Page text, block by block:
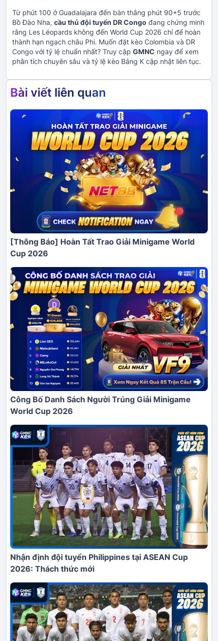
Từ phút 100 ở Guadalajara đến bàn thắng phút 90+5 trước
Bồ Đào Nha, cầu thủ đội tuyển DR Congo đang chứng minh
rằng Les Léopards không đến World Cup 2026 chỉ để hoàn
thành hạn ngạch châu Phi. Muốn đặt kèo Colombia và DR
Congo với tỷ lệ chuẩn nhất? Truy cập GMNC ngay để xem
phân tích chuyên sâu và tỷ lệ kèo Bảng K cập nhật liên tục.
Bài viết liên quan
[Thông Báo] Hoàn Tất Trao Giải Minigame World
Cup 2026
Công Bố Danh Sách Người Trúng Giải Minigame
World Cup 2026
Nhận định đội tuyển Philippines tại ASEAN Cup
2026: Thách thức mới